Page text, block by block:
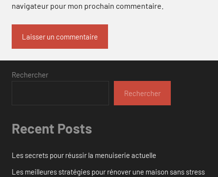
navigateur pour mon prochain commentaire.
Rechercher
Rechercher
Recent Posts
Les secrets pour réussir la menuiserie actuelle
Les meilleures stratégies pour rénover une maison sans stress